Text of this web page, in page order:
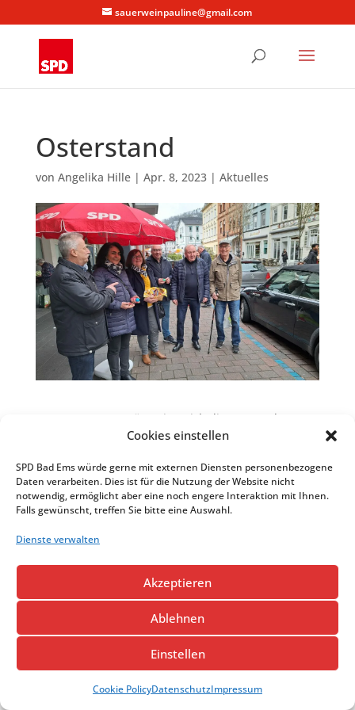
Cookies einstellen
SPD Bad Ems würde gerne mit externen Diensten personenbezogene
Daten verarbeiten. Dies ist für die Nutzung der Website nicht
notwendig, ermöglicht aber eine noch engere Interaktion mit Ihnen.
Falls gewünscht, treffen Sie bitte eine Auswahl.
Dienste verwalten
Akzeptieren
Ablehnen
Einstellen
Cookie PolicyDatenschutzImpressum
sauerweinpauline@gmail.com
Osterstand
von Angelika Hille| Apr. 8, 2023| Aktuelles
Am Karsamstag präsentiert sich die SPD an der
Volksbank mit ihrem Osterstand.
Impressum
© 2021 Webseitenbetreiber
Design and CMS by FeldmannServices e.K.